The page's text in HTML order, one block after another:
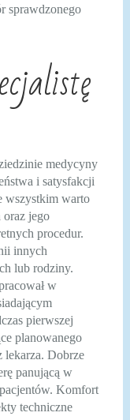
sprawdzonego
medycyny
i satysfakcji
wszystkim warto
jego
procedur.
innych
lub rodziny.
w
pierwszej
planowanego
lekarza. Dobrze
panującą w
Komfort
techniczne